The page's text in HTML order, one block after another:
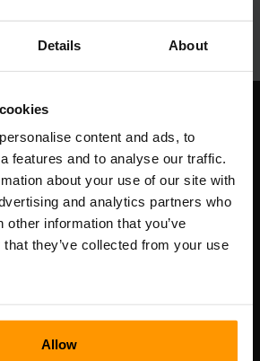
Details About
content and ads, to
features and to analyse our traffic.
about your use of our site with
and analytics partners who
other information that you’ve
they’ve collected from your use
Allow
OÜ
Tallinn, Kesklinna linnaosa,